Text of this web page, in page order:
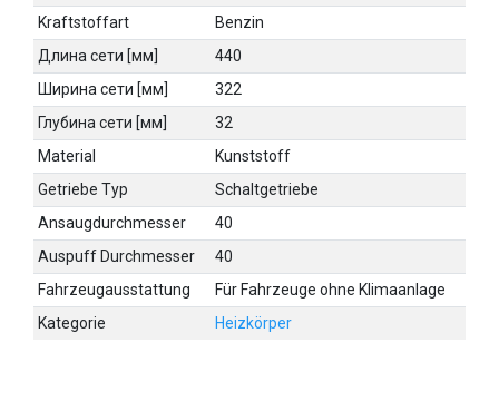
Kraftstoffart
Benzin
Длина сети [мм]
440
Ширина сети [мм]
322
Глубина сети [мм]
32
Material
Kunststoff
Getriebe Typ
Schaltgetriebe
Ansaugdurchmesser
40
Auspuff Durchmesser
40
Fahrzeugausstattung
Für Fahrzeuge ohne Klimaanlage
Kategorie
Heizkörper